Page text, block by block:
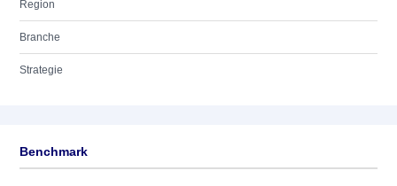
Region
Branche
Strategie
Benchmark